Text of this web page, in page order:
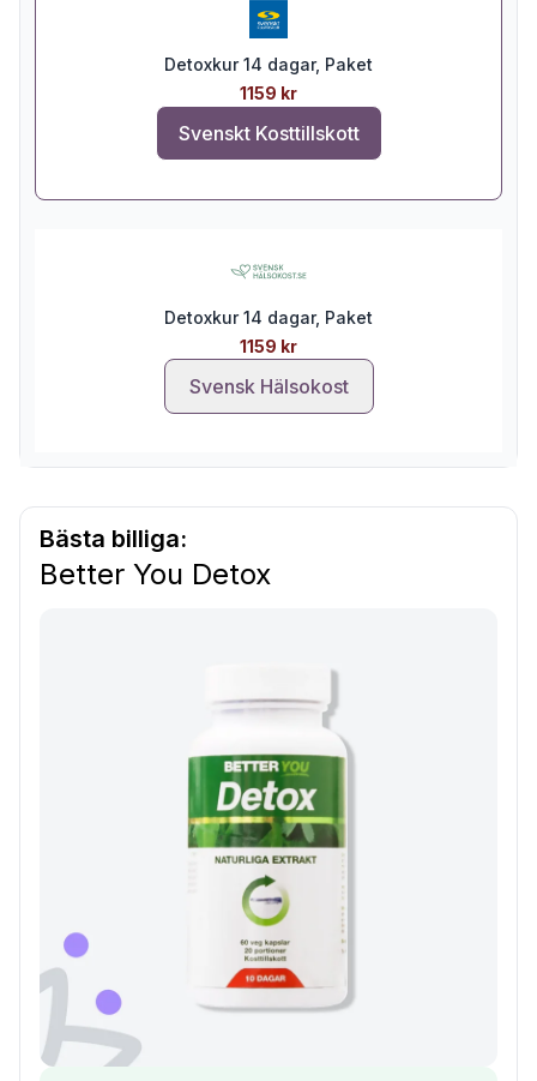
Detoxkur 14 dagar, Paket
1159 kr
Svenskt Kosttillskott
Detoxkur 14 dagar, Paket
1159 kr
Svensk Hälsokost
Bästa billiga:
Better You Detox